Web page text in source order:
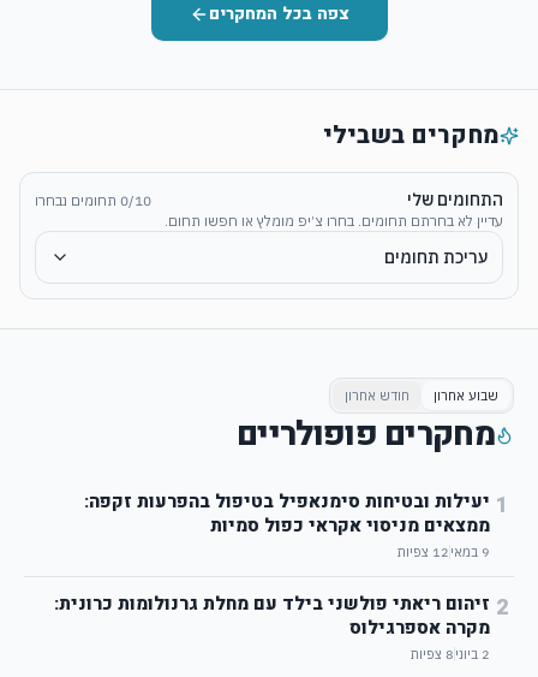
צפה בכל המחקרים
מחקרים בשבילי
התחומים שלי 0/10
תחומים נבחרו
עדיין לא בחרתם תחומים. בחרו צ׳יפ מומלץ או חפשו תחום.
עריכת תחומים
שבוע אחרון חודש אחרון
מחקרים פופולריים
1 יעילות ובטיחות סימנאפיל בטיפול בהפרעות זקפה:
ממצאים מניסוי אקראי כפול סמיות
9 במאי 12 צפיות
2 זיהום ריאתי פולשני בילד עם מחלת גרנולומות כרונית:
מקרה אספרגילוס
2 ביוני 8 צפיות